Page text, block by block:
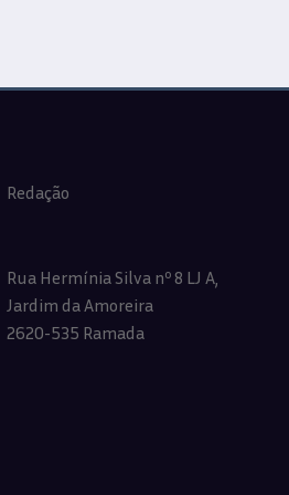
Redação
Rua Hermínia Silva nº 8 LJ A,
Jardim da Amoreira
2620-535 Ramada